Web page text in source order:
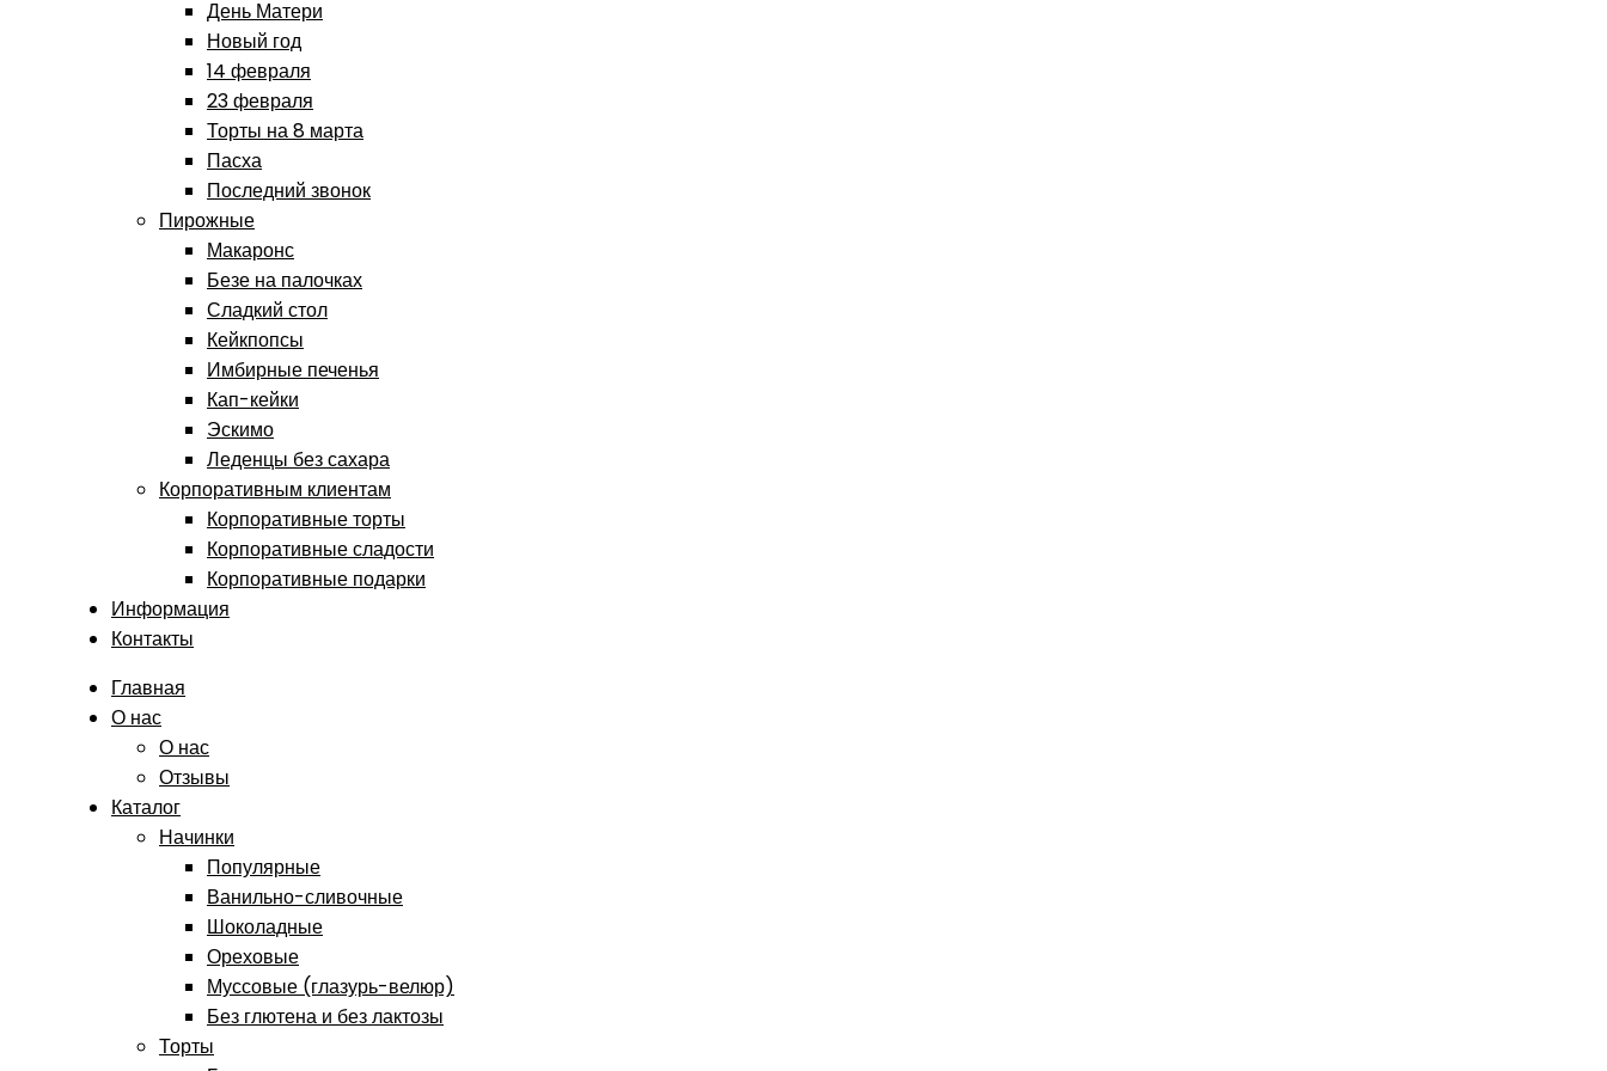
День Матери
Новый год
14 февраля
23 февраля
Торты на 8 марта
Пасха
Последний звонок
Пирожные
Макаронс
Безе на палочках
Сладкий стол
Кейкпопсы
Имбирные печенья
Кап-кейки
Эскимо
Леденцы без сахара
Корпоративным клиентам
Корпоративные торты
Корпоративные сладости
Корпоративные подарки
Информация
Контакты
Главная
О нас
О нас
Отзывы
Каталог
Начинки
Популярные
Ванильно-сливочные
Шоколадные
Ореховые
Муссовые (глазурь-велюр)
Без глютена и без лактозы
Торты